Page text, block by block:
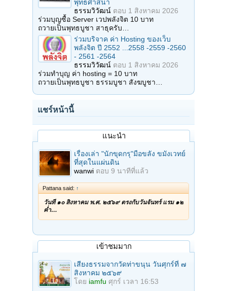
พุทธศาสนา
ธรรมวิวัฒน์ ตอบ 1 สิงหาคม 2026
ร่วมบุญซื้อ Server เวปพลังจิต 10 บาท
ถวายเป็นพุทธบูชา สาธุครับ…
ร่วมบริจาค ค่า Hosting ของเว็บ
พลังจิต ปี 2552 ...2558 -2559 -2560
- 2561 -2564
ธรรมวิวัฒน์ ตอบ 1 สิงหาคม 2026
ร่วมทำบุญ ค่า hosting = 10 บาท
ถวายเป็นพุทธบูชา ธรรมบูชา สังฆบูชา…
แชร์หน้านี้
แนะนำ
เรื่องเล่า "นักขุดกรุ"มือขลัง ขมังเวทย์
ที่สุดในแผ่นดิน
wanwi ตอบ 9 นาทีที่แล้ว
Pattana said: ↑
วันที่ ๑๐ สิงหาคม พ.ศ. ๒๕๖๙ ตรงกับวันจันทร์ แรม ๑๒
ค่ำ…
เข้าชมมาก
เสียงธรรมจากวัดท่าขนุน วันศุกร์ที่ ๗
สิงหาคม ๒๕๖๙
โดย iamfu ศุกร์ เวลา 16:53